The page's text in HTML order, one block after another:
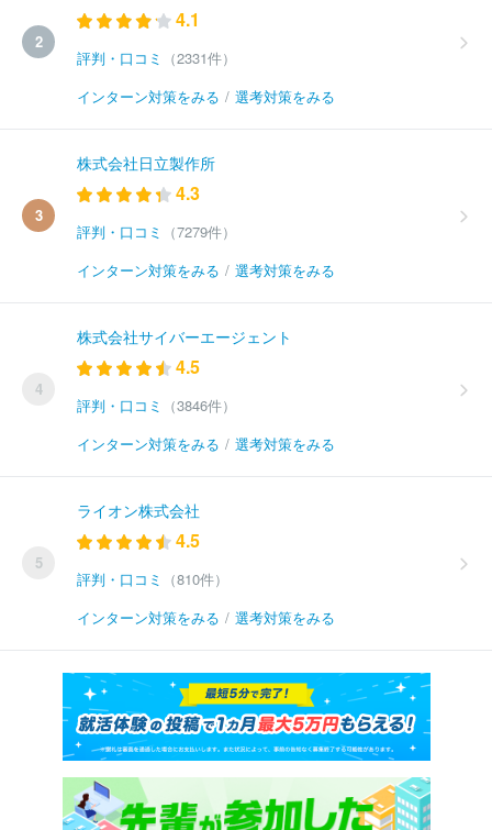
2
4.1
評判・口コミ
（2331件）
インターン対策をみる / 選考対策をみる
3
株式会社日立製作所
4.3
評判・口コミ
（7279件）
インターン対策をみる / 選考対策をみる
4
株式会社サイバーエージェント
4.5
評判・口コミ
（3846件）
インターン対策をみる / 選考対策をみる
5
ライオン株式会社
4.5
評判・口コミ
（810件）
インターン対策をみる / 選考対策をみる